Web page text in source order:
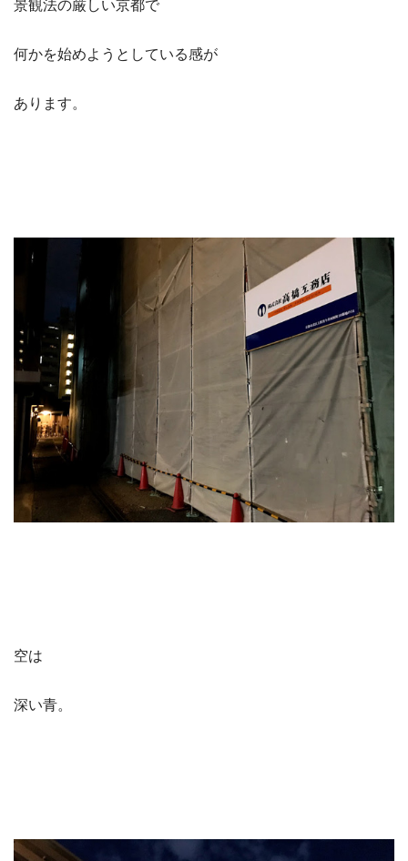
景観法の厳しい京都で
何かを始めようとしている感が
あります。
空は
深い青。